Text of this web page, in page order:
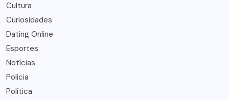
Cultura
Curiosidades
Dating Online
Esportes
Notícias
Polícia
Política